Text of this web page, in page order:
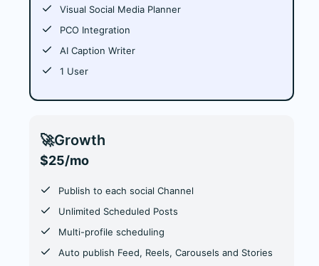
Visual Social Media Planner
PCO Integration
AI Caption Writer
1 User
🚀Growth
$25/mo
Publish to each social Channel
Unlimited Scheduled Posts
Multi-profile scheduling
Auto publish Feed, Reels, Carousels and Stories